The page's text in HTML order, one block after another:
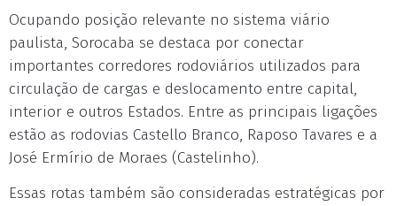
Ocupando posição relevante no sistema viário
paulista, Sorocaba se destaca por conectar
importantes corredores rodoviários utilizados para
circulação de cargas e deslocamento entre capital,
interior e outros Estados. Entre as principais ligações
estão as rodovias Castello Branco, Raposo Tavares e a
José Ermírio de Moraes (Castelinho).
Essas rotas também são consideradas estratégicas por